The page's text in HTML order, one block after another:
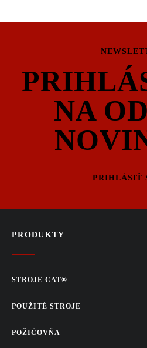
NA
PRIHLÁSIŤ
PRODUKTY
STROJE CAT®
POUŽITÉ STROJE
POŽIČOVŇA